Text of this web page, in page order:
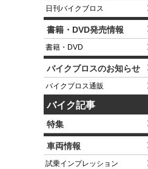
日刊バイクブロス
書籍・DVD発売情報
書籍・DVD
バイクブロスのお知らせ
バイクブロス通販
バイク記事
特集
車両情報
試乗インプレッション